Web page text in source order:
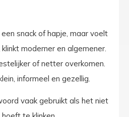
snack of hapje, maar voelt
moderner en algemener.
of netter overkomen.
informeel en gezellig.
vaak gebruikt als het niet